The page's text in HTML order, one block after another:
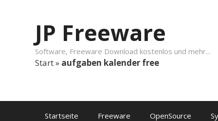
JP Freeware
Software, Freeware Download kostenlos und mehr...
Start» aufgaben kalender free
Startseite Freeware OpenSource